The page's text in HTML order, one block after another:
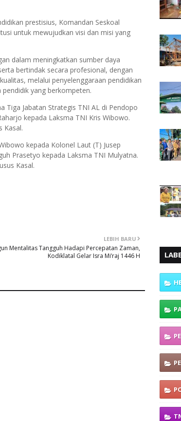
prestisius, Komandan Seskoal
untuk mewujudkan visi dan misi yang
dalam meningkatkan sumber daya
bertindak secara profesional, dengan
melalui penyelenggaraan pendidikan
yang berkompeten.
Tiga Jabatan Strategis TNI AL di Pendopo
kepada Laksma TNI Kris Wibowo.
Kasal.
kepada Kolonel Laut (T) Jusep
Prasetyo kepada Laksma TNI Mulyatna.
Kasal.
LEBIH BARU
Mentalitas Tangguh Hadapi Percepatan Zaman,
Kodiklatal Gelar Isra Mi’raj 1446 H